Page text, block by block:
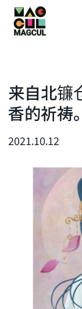
ン
テ
ン
キ
ッ
プ
来自北镰
香的祈祷。
2021.10.12